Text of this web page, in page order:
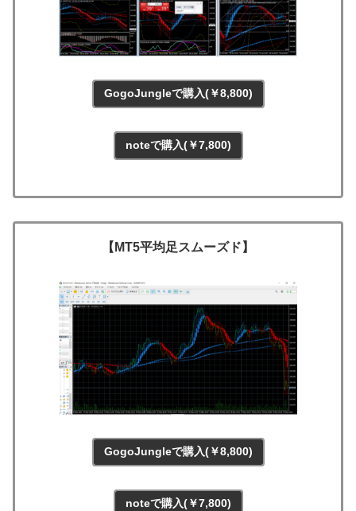
GogoJungleで購入(￥8,800)
noteで購入(￥7,800)
【MT5平均足スムーズド】
GogoJungleで購入(￥8,800)
noteで購入(￥7,800)